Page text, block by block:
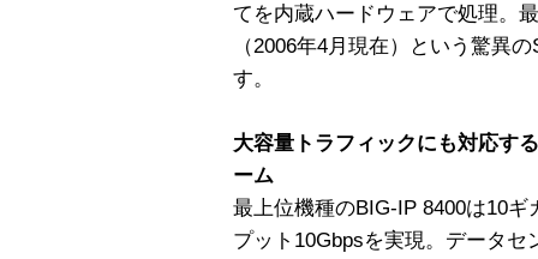
てを内蔵ハードウェアで処理。
（2006年4月現在）という驚異
す。
大容量トラフィックにも対応す
ーム
最上位機種のBIG-IP 8400は10
プット10Gbpsを実現。データ